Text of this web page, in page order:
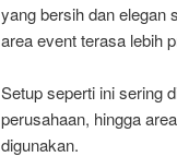
yang bersih dan elegan
area event terasa lebih
Setup seperti ini sering
perusahaan, hingga
digunakan.